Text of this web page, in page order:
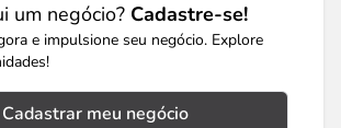
um negócio? Cadastre-se!
e impulsione seu negócio. Explore
Cadastrar meu negócio